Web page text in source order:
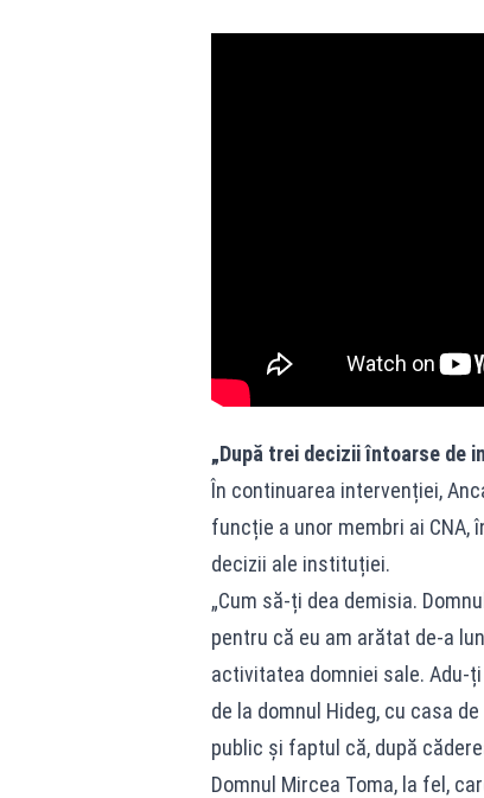
„După trei decizii întoarse de
În continuarea intervenției,
funcție a unor membri ai
decizii ale instituției.
„Cum să-ți dea demisia.
pentru că eu am arătat de-a
activitatea domniei sale. Adu-
de la domnul Hideg, cu casa
public și faptul că, după
Domnul Mircea Toma, la fel,